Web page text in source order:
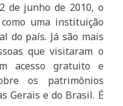
de junho de 2010, o
uma instituição
do país. Já são mais
que visitaram o
acesso gratuito e
os patrimônios
Gerais e do Brasil. É